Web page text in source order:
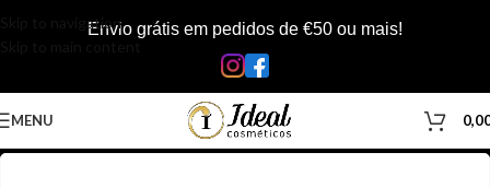
Skip to navigationEnvio grátis em pedidos de €50 ou mais!
MENU